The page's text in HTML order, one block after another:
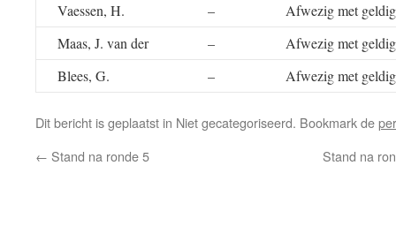
Vaessen, H.
–
Afwezig met
Maas, J. van der
–
Afwezig met
Blees, G.
– Afwezig met
Dit bericht is geplaatst in Niet gecategoriseerd. Bookmark de
← Stand na ronde 5 Stand na